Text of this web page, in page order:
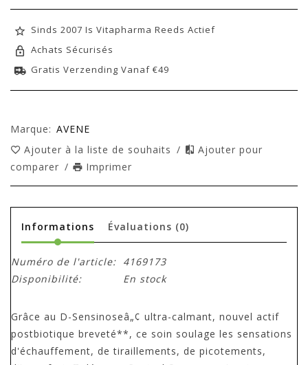
Sinds 2007 Is Vitapharma Reeds Actief
Achats Sécurisés
Gratis Verzending Vanaf €49
Marque: AVENE
Ajouter à la liste de souhaits /
Ajouter pour
comparer / Imprimer
Informations Évaluations (0)
Numéro de l'article: 4169173
Disponibilité:
En stock
Grâce au D-Sensinoseâ„¢ ultra-calmant, nouvel actif
postbiotique breveté**, ce soin soulage les sensations
d'échauffement, de tiraillements, de picotements,